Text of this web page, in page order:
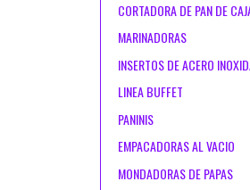
CORTADORA DE PAN DE
MARINADORAS
INSERTOS DE ACERO
LINEA BUFFET
PANINIS
EMPACADORAS AL VACIO
MONDADORAS DE PAPAS